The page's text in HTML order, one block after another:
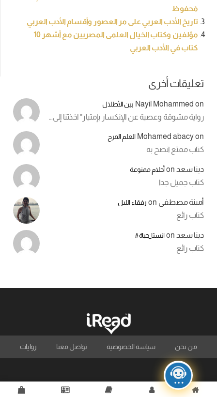
مَحفوظ
تاريخ الأدب العربي على مر العصور وأقسام الأدب العربي
مؤلفين وكتاب الخيال العلمى المصريين مع أشهر 10
كتاب في الأدب العربي
تعليقات أخرى
Nayil Mohammed on بين الأطلال
رواية مشوقة وعصية عن الإنكسار بإمتياز" اخذتنا إلى…
Mohamed abacyon العلم المرح
كتاب ممتع انصح به
دينا سعد onأحلام ممنوعة
كتاب جميل جدا
أمينة مصطفى on رفقاء الليل
كتاب رائع
دينا سعد onانستا_حياة#
كتاب رائع
من نحن سياسة الخصوصية تواصل معنا روايات